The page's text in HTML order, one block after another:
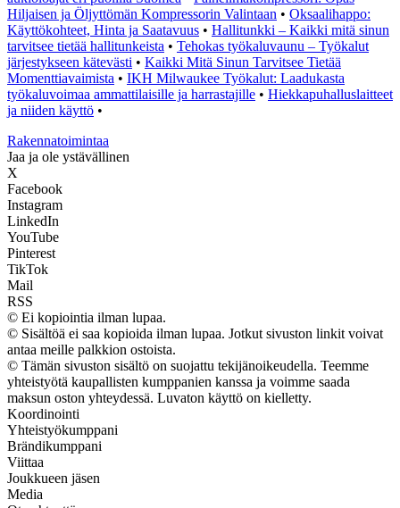
Hiljaisen ja Öljyttömän Kompressorin Valintaan • Oksaalihappo:
Käyttökohteet, Hinta ja Saatavuus • Hallitunkki – Kaikki mitä sinun
tarvitsee tietää hallitunkeista • Tehokas työkaluvaunu – Työkalut
järjestykseen kätevästi • Kaikki Mitä Sinun Tarvitsee Tietää
Momenttiavaimista • IKH Milwaukee Työkalut: Laadukasta
työkaluvoimaa ammattilaisille ja harrastajille • Hiekkapuhalluslaitteet
ja niiden käyttö •
Rakennatoimintaa
Jaa ja ole ystävällinen
X
Facebook
Instagram
LinkedIn
YouTube
Pinterest
TikTok
Mail
RSS
© Ei kopiointia ilman lupaa.
© Sisältöä ei saa kopioida ilman lupaa. Jotkut sivuston linkit voivat
antaa meille palkkion ostoista.
© Tämän sivuston sisältö on suojattu tekijänoikeudella. Teemme
yhteistyötä kaupallisten kumppanien kanssa ja voimme saada
maksun oston yhteydessä. Luvaton käyttö on kielletty.
Koordinointi
Yhteistyökumppani
Brändikumppani
Viittaa
Joukkueen jäsen
Media